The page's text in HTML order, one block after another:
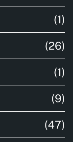
(1)
(26)
(1)
(9)
(47)